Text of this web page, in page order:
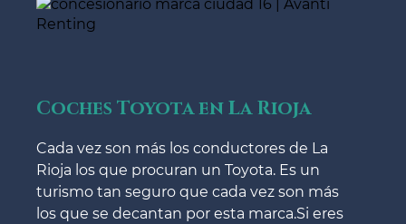
Coches Toyota en La Rioja
Cada vez son más los conductores de La
Rioja los que procuran un Toyota. Es un
turismo tan seguro que cada vez son más
los que se decantan por esta marca.Si eres